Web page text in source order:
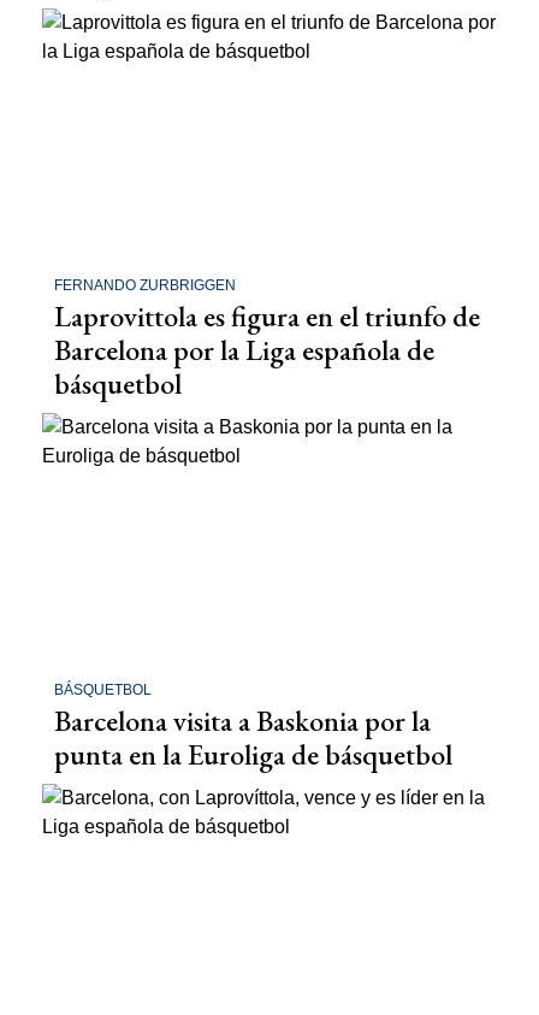
FERNANDO ZURBRIGGEN
Laprovittola es figura en el triunfo de
Barcelona por la Liga española de
básquetbol
BÁSQUETBOL
Barcelona visita a Baskonia por la
punta en la Euroliga de básquetbol